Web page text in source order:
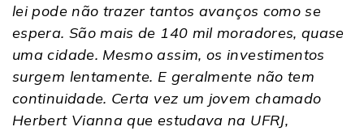
lei pode não trazer tantos avanços como se
espera. São mais de 140 mil moradores, quase
uma cidade. Mesmo assim, os investimentos
surgem lentamente. E geralmente não tem
continuidade. Certa vez um jovem chamado
Herbert Vianna que estudava na UFRJ,